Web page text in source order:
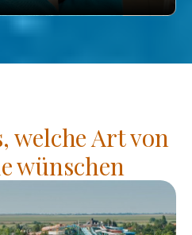
welche Art von
wünschen